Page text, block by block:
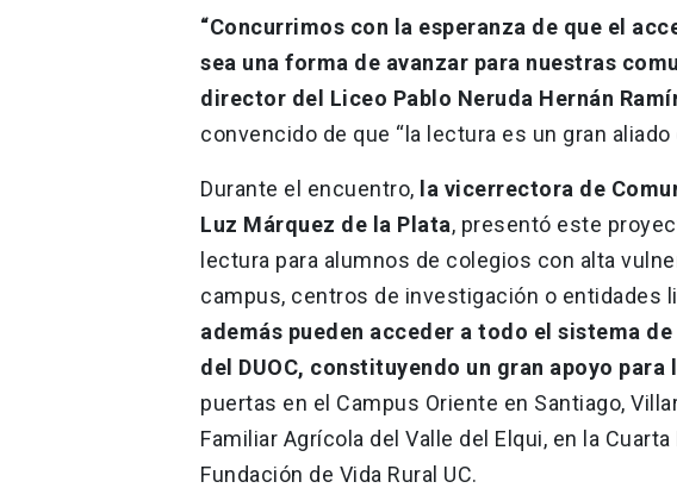
“Concurrimos con la esperanza de que el
sea una forma de avanzar para nuestras
director del Liceo Pablo Neruda Hernán
convencido de que “la lectura es un gran aliado
Durante el encuentro, la vicerrectora de
Luz Márquez de la Plata, presentó este
lectura para alumnos de colegios con alta
campus, centros de investigación o entidades
además pueden acceder a todo el sistema
del DUOC, constituyendo un gran apoyo para
puertas en el Campus Oriente en Santiago,
Familiar Agrícola del Valle del Elqui, en la
Fundación de Vida Rural UC.